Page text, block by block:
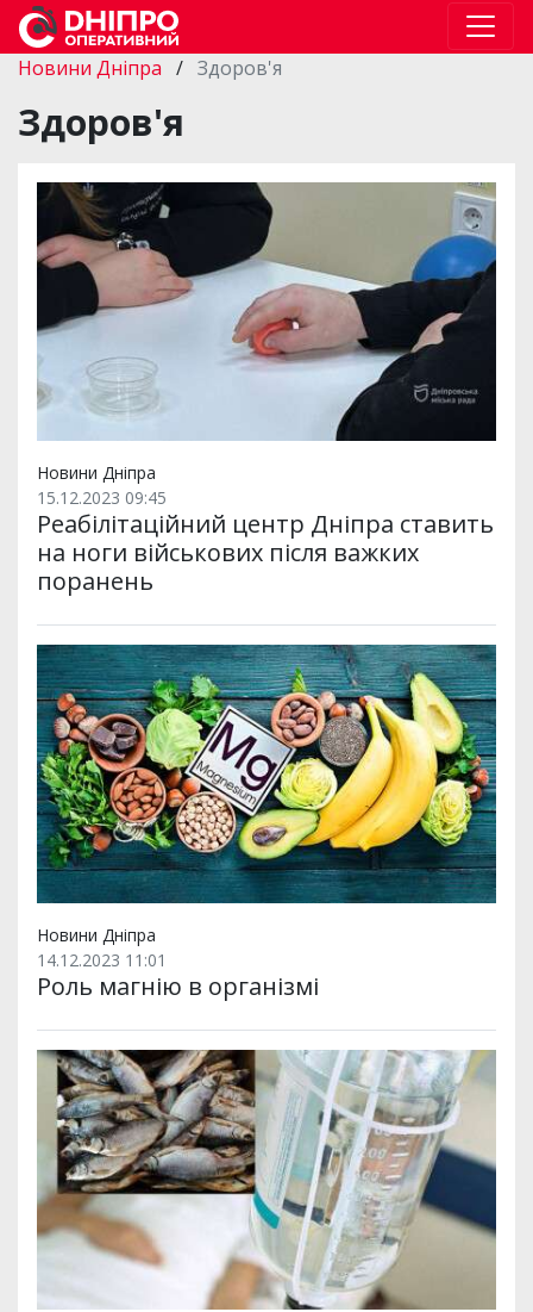
Новини Дніпра / Здоров'я
Здоров'я
Новини Дніпра
15.12.2023 09:45
Реабілітаційний центр Дніпра ставить
на ноги військових після важких
поранень
Новини Дніпра
14.12.2023 11:01
Роль магнію в організмі